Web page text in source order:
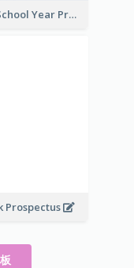
New School Year Prospectus
Prospectus